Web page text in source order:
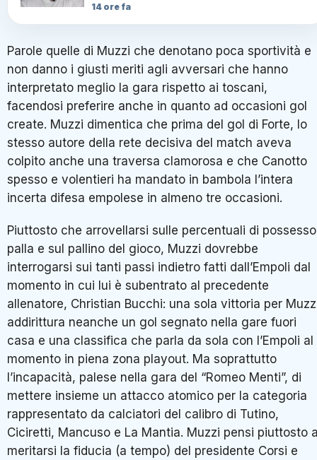
14 ore fa
Parole quelle di Muzzi che denotano poca sportività e
non danno i giusti meriti agli avversari che hanno
interpretato meglio la gara rispetto ai toscani,
facendosi preferire anche in quanto ad occasioni gol
create. Muzzi dimentica che prima del gol di Forte, lo
stesso autore della rete decisiva del match aveva
colpito anche una traversa clamorosa e che Canotto
spesso e volentieri ha mandato in bambola l’intera
incerta difesa empolese in almeno tre occasioni.
Piuttosto che arrovellarsi sulle percentuali di possesso
palla e sul pallino del gioco, Muzzi dovrebbe
interrogarsi sui tanti passi indietro fatti dall’Empoli dal
momento in cui lui è subentrato al precedente
allenatore, Christian Bucchi: una sola vittoria per
addirittura neanche un gol segnato nella gare fuori
casa e una classifica che parla da sola con l’Empoli al
momento in piena zona playout. Ma soprattutto
l’incapacità, palese nella gara del “Romeo Menti”, di
mettere insieme un attacco atomico per la categoria
rappresentato da calciatori del calibro di Tutino,
Ciciretti, Mancuso e La Mantia. Muzzi pensi piuttosto
meritarsi la fiducia (a tempo) del presidente Corsi e